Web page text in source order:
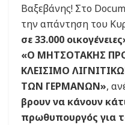
Βαξεβάνης! Στο
την απάντηση του
σε 33.000
«Ο ΜΗΤΣΟΤΑΚΗΣ
ΚΛΕΙΣΙΜΟ
ΤΩΝ ΓΕΡΜΑΝΩΝ»,
βρουν να κάνουν
πρωθυπουργός για